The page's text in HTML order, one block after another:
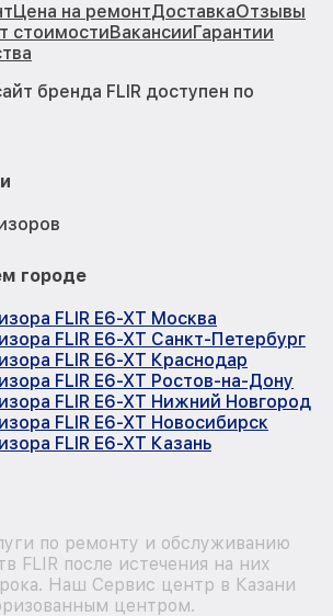
Цена на ремонтДоставкаОтзывы
стоимостиВакансииГарантии
бренда FLIR доступен по
городе
FLIR E6-XT Москва
FLIR E6-XT Санкт-Петербург
FLIR E6-XT Краснодар
FLIR E6-XT Ростов-на-Дону
FLIR E6-XT Нижний Новгород
FLIR E6-XT Новосибирск
FLIR E6-XT Казань
по ремонту и обслуживанию
FLIR после истечения на них
Наш Сервис центр в Казани
центром.